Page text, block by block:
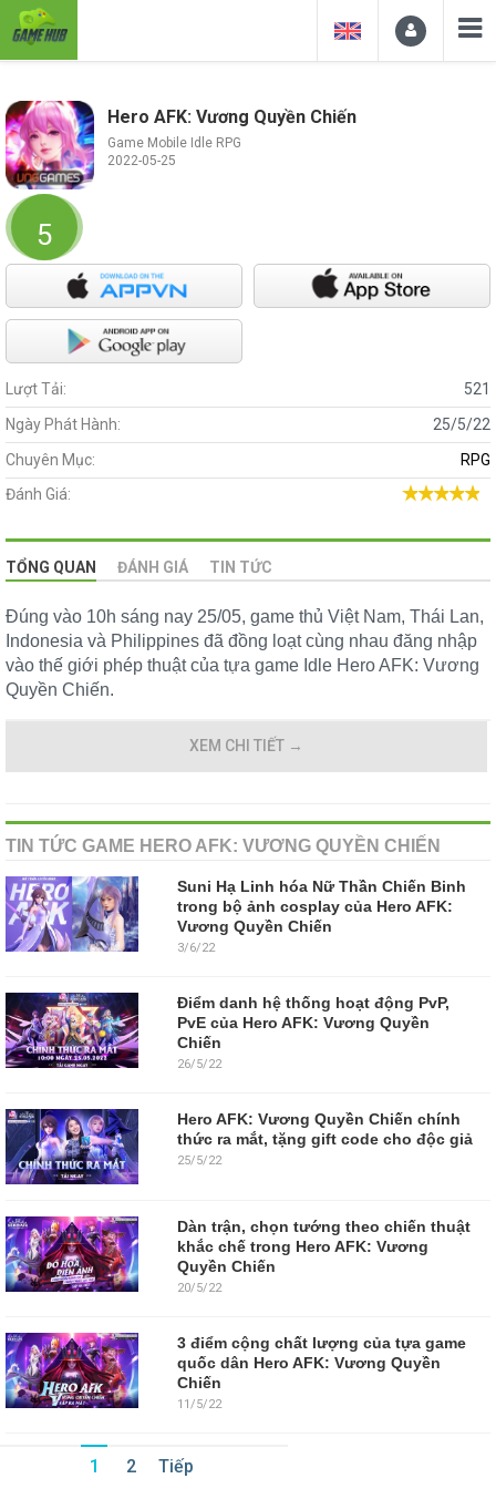
Hero AFK: Vương Quyền Chiến
Game Mobile Idle RPG
2022-05-25
5
Lượt Tải:
521
Ngày Phát Hành:
25/5/22
Chuyên Mục:
RPG
Đánh Giá:
TỔNG QUAN ĐÁNH GIÁ TIN TỨC
Đúng vào 10h sáng nay 25/05, game thủ Việt Nam, Thái Lan,
Indonesia và Philippines đã đồng loạt cùng nhau đăng nhập
vào thế giới phép thuật của tựa game Idle Hero AFK: Vương
Quyền Chiến.
XEM CHI TIẾT →
TIN TỨC GAME HERO AFK: VƯƠNG QUYỀN CHIẾN
Suni Hạ Linh hóa Nữ Thần Chiến Binh
trong bộ ảnh cosplay của Hero AFK:
Vương Quyền Chiến
3/6/22
Điểm danh hệ thống hoạt động PvP,
PvE của Hero AFK: Vương Quyền
Chiến
26/5/22
Hero AFK: Vương Quyền Chiến chính
thức ra mắt, tặng gift code cho độc giả
25/5/22
Dàn trận, chọn tướng theo chiến thuật
khắc chế trong Hero AFK: Vương
Quyền Chiến
20/5/22
3 điểm cộng chất lượng của tựa game
quốc dân Hero AFK: Vương Quyền
Chiến
11/5/22
1 2 Tiếp